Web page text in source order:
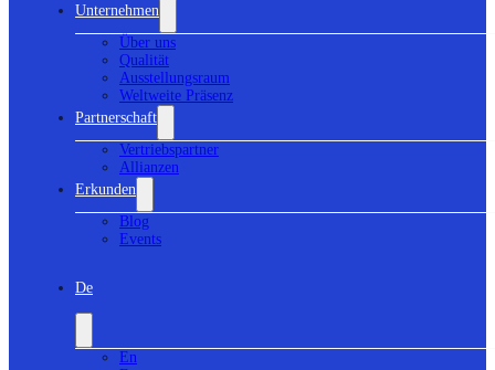
Unternehmen
Über uns
Qualität
Ausstellungsraum
Weltweite Präsenz
Partnerschaft
Vertriebspartner
Allianzen
Erkunden
Blog
Events
De
En